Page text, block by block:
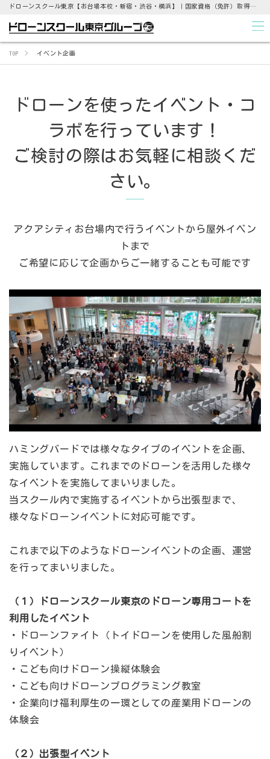
ドローンスクール東京【お台場本校・新宿・渋谷・横浜】｜国家資格（免許）取得支援から点検業務まで
TOP イベント企画
ドローンを使ったイベント・コ
ラボを行っています！
ご検討の際はお気軽に相談くだ
さい。
アクアシティお台場内で行うイベントから屋外イベン
トまで
ご希望に応じて企画からご一緒することも可能です
ハミングバードでは様々なタイプのイベントを企画、
実施しています。これまでのドローンを活用した様々
なイベントを実施してまいりました。
当スクール内で実施するイベントから出張型まで、
様々なドローンイベントに対応可能です。
これまで以下のようなドローンイベントの企画、運営
を行ってまいりました。
（１）ドローンスクール東京のドローン専用コートを
利用したイベント
・ドローンファイト（トイドローンを使用した風船割
りイベント）
・こども向けドローン操縦体験会
・こども向けドローンプログラミング教室
・企業向け福利厚生の一環としての産業用ドローンの
体験会
（２）出張型イベント